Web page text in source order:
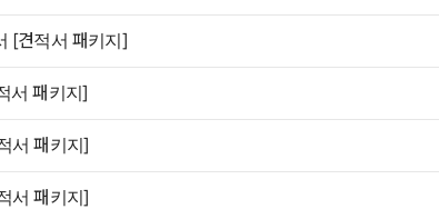
[견적서 패키지]
서 패키지]
서 패키지]
서 패키지]